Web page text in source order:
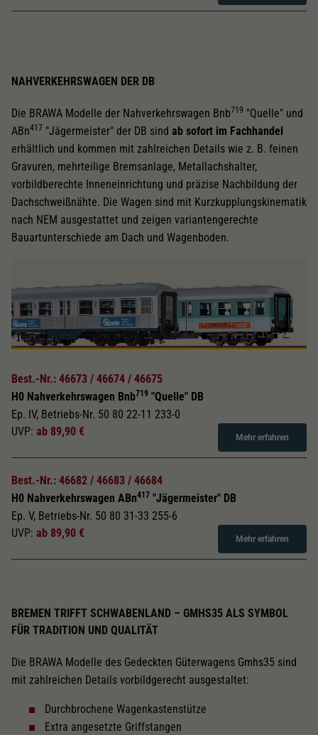
NAHVERKEHRSWAGEN DER DB
Die BRAWA Modelle der Nahverkehrswagen Bnb719 "Quelle" und
ABn417 "Jägermeister" der DB sind ab sofort im Fachhandel
erhältlich und kommen mit zahlreichen Details wie z. B. feinen
Gravuren, mehrteilige Bremsanlage, Metallachshalter,
vorbildberechte Inneneinrichtung und präzise Nachbildung der
Dachschweißnähte. Die Wagen sind mit Kurzkupplungskinematik
nach NEM ausgestattet und zeigen variantengerechte
Bauartunterschiede am Dach und Wagenboden.
Best.-Nr.: 46673 / 46674 / 46675
H0 Nahverkehrswagen Bnb719 "Quelle" DB
Ep. IV, Betriebs-Nr. 50 80 22-11 233-0
UVP: ab 89,90 € Mehr erfahren
Best.-Nr.: 46682 / 46683 / 46684
H0 Nahverkehrswagen ABn417 "Jägermeister" DB
Ep. V, Betriebs-Nr. 50 80 31-33 255-6
UVP: ab 89,90 € Mehr erfahren
BREMEN TRIFFT SCHWABENLAND – GMHS35 ALS SYMBOL
FÜR TRADITION UND QUALITÄT
Die BRAWA Modelle des Gedeckten Güterwagens Gmhs35 sind
mit zahlreichen Details vorbildgerecht ausgestaltet:
Durchbrochene Wagenkastenstütze
Extra angesetzte Griffstangen